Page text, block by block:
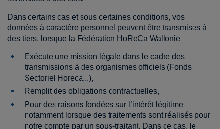
Dans certains cas et sous certaines conditions, vos
données à caractère personnel peuvent être transmises à
des tiers, lorsque la Fédération HoReCa Wallonie
Exécute une mission légale dans le cadre des
transmissions à des organismes officiels (Fonds
Sectoriel Horeca...),
Remplit des obligations contractuelles,
Pour des raisons fondées sur l’intérêt légitime
notamment lorsque des traitements sont réalisés pour
notre compte par un sous-traitant. Dans ce cas, le